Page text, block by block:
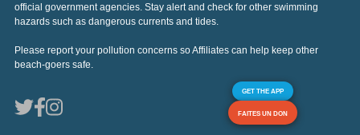
official government agencies. Stay alert and check for other swimming
hazards such as dangerous currents and tides.
Please report your pollution concerns so Affiliates can help keep other
beach-goers safe.
GET THE APP
FAITES UN DON